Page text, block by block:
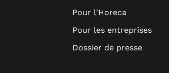
Pour l'Horeca
Pour les entreprises
Dossier de presse